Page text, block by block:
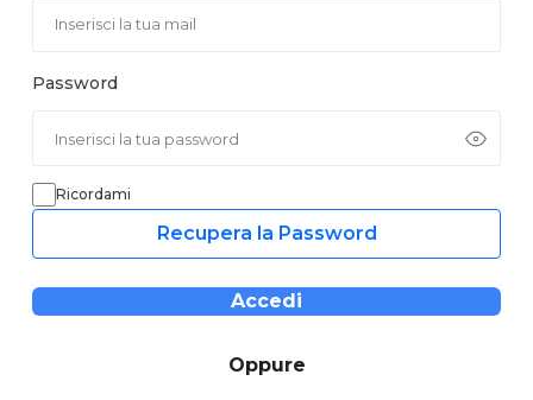
Password
Ricordami
Recupera la Password
Accedi
Oppure